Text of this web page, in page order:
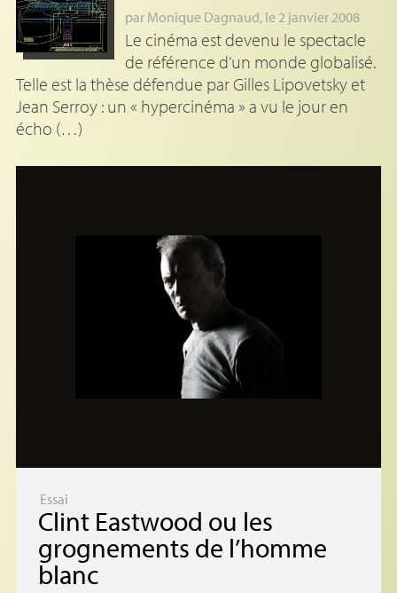
par Monique Dagnaud, le 2 janvier 2008
Le cinéma est devenu le spectacle
de référence d’un monde globalisé.
Telle est la thèse défendue par Gilles Lipovetsky et
Jean Serroy : un « hypercinéma » a vu le jour en
écho (…)
Essai
Clint Eastwood ou les
grognements de l’homme
blanc